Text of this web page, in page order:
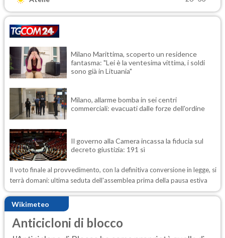
Milano Marittima, scoperto un residence
fantasma: "Lei è la ventesima vittima, i soldi
sono già in Lituania"
Milano, allarme bomba in sei centri
commerciali: evacuati dalle forze dell'ordine
Il governo alla Camera incassa la fiducia sul
decreto giustizia: 191 sì
Il voto finale al provvedimento, con la definitiva conversione in legge, si
terrà domani: ultima seduta dell'assemblea prima della pausa estiva
Wikimeteo
Anticicloni di blocco